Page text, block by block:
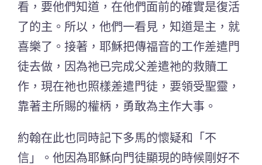
看，要他們知道，在他們面前的確實是復活
了的主。所以，他們一看見，知道是主，就
喜樂了。接著，耶穌把傳福音的工作差遣門
徒去做，因為祂已完成父差遣祂的救贖工
作，現在祂也照樣差遣門徒，要領受聖靈，
靠著主所賜的權柄，勇敢為主作大事。
約翰在此也同時記下多馬的懷疑和「不
信」。他因為耶穌向門徒顯現的時候剛好不